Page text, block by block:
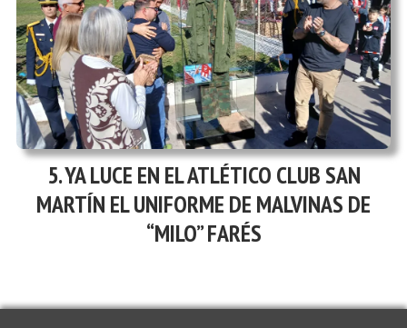
YA LUCE EN EL ATLÉTICO CLUB SAN
MARTÍN EL UNIFORME DE MALVINAS DE
“MILO” FARÉS